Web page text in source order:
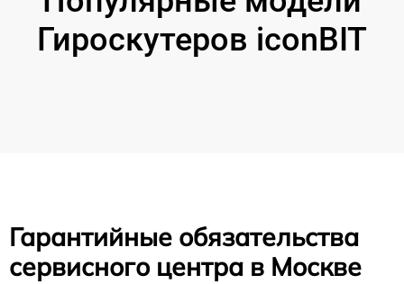
Гироскутеров iconBIT
Гарантийные обязательства
сервисного центра в Москве